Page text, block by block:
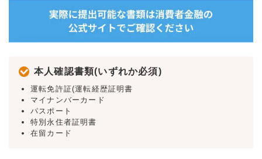
本人確認書類(いずれか必須)
運転免許証(運転経歴証明書
マイナンバーカード
パスポート
特別永住者証明書
在留カード